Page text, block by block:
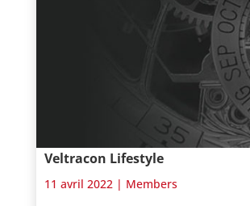
Veltracon Lifestyle
11 avril 2022 | Members